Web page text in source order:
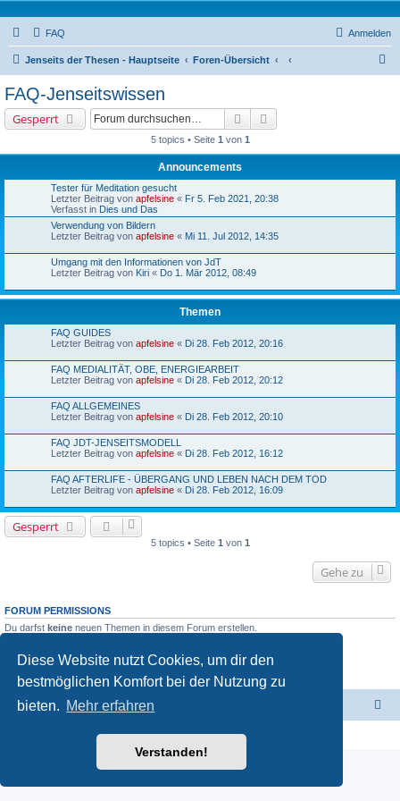
Diese Website nutzt Cookies, um dir den
bestmöglichen Komfort bei der Nutzung zu
bieten. Mehr erfahren
Verstanden!
FAQ Anmelden
Jenseits der Thesen - Hauptseite Foren-Übersicht
FAQ-Jenseitswissen
Gesperrt Suche
5 topics • Seite 1 von 1
Announcements
Tester für Meditation gesucht
Letzter Beitrag von apfelsine « Fr 5. Feb 2021, 20:38
Verfasst in Dies und Das
Verwendung von Bildern
Letzter Beitrag von apfelsine « Mi 11. Jul 2012, 14:35
Umgang mit den Informationen von JdT
Letzter Beitrag von Kiri « Do 1. Mär 2012, 08:49
Themen
FAQ GUIDES
Letzter Beitrag von apfelsine « Di 28. Feb 2012, 20:16
FAQ MEDIALITÄT, OBE, ENERGIEARBEIT
Letzter Beitrag von apfelsine « Di 28. Feb 2012, 20:12
FAQ ALLGEMEINES
Letzter Beitrag von apfelsine « Di 28. Feb 2012, 20:10
FAQ JDT-JENSEITSMODELL
Letzter Beitrag von apfelsine « Di 28. Feb 2012, 16:12
FAQ AFTERLIFE - ÜBERGANG UND LEBEN NACH DEM TOD
Letzter Beitrag von apfelsine « Di 28. Feb 2012, 16:09
Gesperrt
5 topics • Seite 1 von 1
Gehe zu
FORUM PERMISSIONS
Du darfst keine neuen Themen in diesem Forum erstellen.
Du darfst deine Beiträge in diesem Forum
ändern.
Du darfst deine Beiträge in diesem Forumnichtlöschen.
Du darfstkeineDateianhänge in diesem Forum erstellen.
Jenseits der Thesen - Hauptseite
phpBB.de